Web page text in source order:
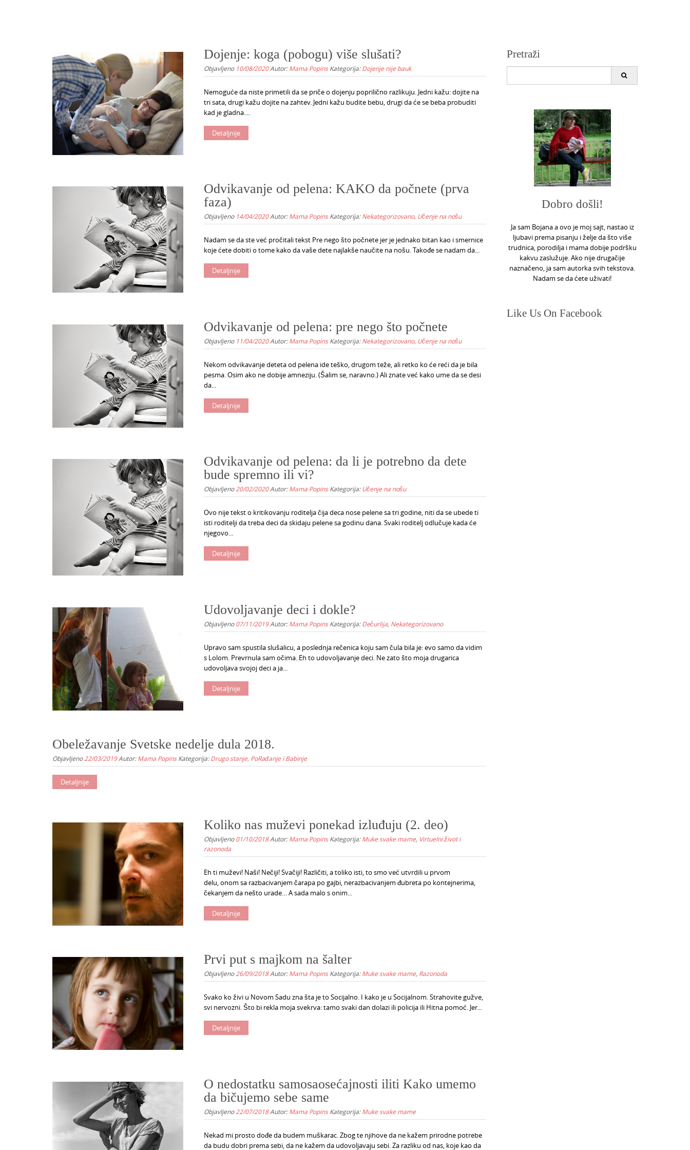
Dojenje: koga (pobogu) više slušati?
Objavljeno 10/08/2020Autor:Mama PopinsKategorija: Dojenje nije bauk
Nemoguće da niste primetili da se priče o dojenju poprilično razlikuju. Jedni kažu: dojite na
tri sata, drugi kažu dojite na zahtev. Jedni kažu budite bebu, drugi da će se beba probuditi
kad je gladna....
Detaljnije
Odvikavanje od pelena: KAKO da počnete (prva
faza)
Objavljeno 14/04/2020Autor:Mama PopinsKategorija: Nekategorizovano, Učenje na nošu
Nadam se da ste već pročitali tekst Pre nego što počnete jer je jednako bitan kao i smernice
koje ćete dobiti o tome kako da vaše dete najlakše naučite na nošu. Takođe se nadam da...
Detaljnije
Odvikavanje od pelena: pre nego što počnete
Objavljeno 11/04/2020Autor:Mama PopinsKategorija: Nekategorizovano, Učenje na nošu
Nekom odvikavanje deteta od pelena ide teško, drugom teže, ali retko ko će reći da je bila
pesma. Osim ako ne dobije amneziju. (Šalim se, naravno.) Ali znate već kako ume da se desi
da...
Detaljnije
Odvikavanje od pelena: da li je potrebno da dete
bude spremno ili vi?
Objavljeno20/02/2020Autor:Mama PopinsKategorija: Učenje na nošu
Ovo nije tekst o kritikovanju roditelja čija deca nose pelene sa tri godine, niti da se ubede ti
isti roditelji da treba deci da skidaju pelene sa godinu dana. Svaki roditelj odlučuje kada će
njegovo...
Detaljnije
Udovoljavanje deci i dokle?
Objavljeno07/11/2019Autor:Mama PopinsKategorija: Dečurlija, Nekategorizovano
Upravo sam spustila slušalicu, a poslednja rečenica koju sam čula bila je: evo samo da vidim
s Lolom. Prevrnula sam očima. Eh to udovoljavanje deci. Ne zato što moja drugarica
udovoljava svojoj deci a ja...
Detaljnije
Obeležavanje Svetske nedelje dula 2018.
Objavljeno22/03/2019Autor:Mama PopinsKategorija: Drugo stanje, PoRađanje i Babinje
Detaljnije
Koliko nas muževi ponekad izluđuju (2. deo)
Objavljeno01/10/2018Autor:Mama PopinsKategorija: Muke svake mame, Virtuelni život i
razonoda
Eh ti muževi! Naši! Nečiji! Svačiji! Različiti, a toliko isti, to smo već utvrdili u prvom
delu, onom sa razbacivanjem čarapa po gajbi, nerazbacivanjem đubreta po kontejnerima,
čekanjem da nešto urade… A sada malo s onim...
Detaljnije
Prvi put s majkom na šalter
Objavljeno26/09/2018Autor:Mama PopinsKategorija: Muke svake mame, Razonoda
Svako ko živi u Novom Sadu zna šta je to Socijalno. I kako je u Socijalnom. Strahovite gužve,
svi nervozni. Što bi rekla moja svekrva: tamo svaki dan dolazi ili policija ili Hitna pomoć. Jer...
Detaljnije
O nedostatku samosaosećajnosti iliti Kako umemo
da bičujemo sebe same
Objavljeno22/07/2018Autor:Mama PopinsKategorija: Muke svake mame
Nekad mi prosto dođe da budem muškarac. Zbog te njihove da ne kažem prirodne potrebe
da budu dobri prema sebi, da ne kažem da udovoljavaju sebi. Za razliku od nas, koje kao da
Pretraži
Dobro došli!
Ja sam Bojana a ovo je moj sajt, nastao iz
ljubavi prema pisanju i želje da što više
trudnica, porodilja i mama dobije podršku
kakvu zaslužuje. Ako nije drugačije
naznačeno, ja sam autorka svih tekstova.
Nadam se da ćete uživati!
Like Us On Facebook